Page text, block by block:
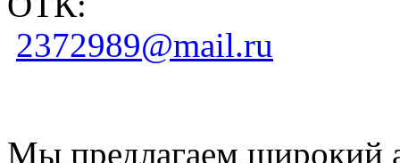
2372989@mail.ru
Мы предлагаем широкий